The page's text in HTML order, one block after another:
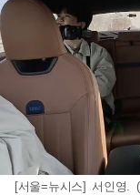
[서울=뉴시스] 서인영.